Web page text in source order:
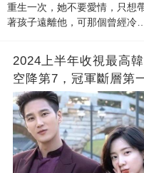
重生一次，她不要愛情，只想
著孩子遠離他，可那個曾經冷漠
2024上半年收視最高
空降第7，冠軍斷層第